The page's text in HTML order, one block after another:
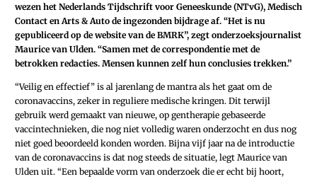
wezen het Nederlands Tijdschrift voor Geneeskunde (NTvG), Medisch
Contact en Arts & Auto de ingezonden bijdrage af. “Het is nu
gepubliceerd op de website van de BMRK”, zegt onderzoeksjournalist
Maurice van Ulden. “Samen met de correspondentie met de
betrokken redacties. Mensen kunnen zelf hun conclusies trekken.”
“Veilig en effectief” is al jarenlang de mantra als het gaat om de
coronavaccins, zeker in reguliere medische kringen. Dit terwijl
gebruik werd gemaakt van nieuwe, op gentherapie gebaseerde
vaccintechnieken, die nog niet volledig waren onderzocht en dus nog
niet goed beoordeeld konden worden. Bijna vijf jaar na de introductie
van de coronavaccins is dat nog steeds de situatie, legt Maurice van
Ulden uit. “Een bepaalde vorm van onderzoek die er echt bij hoort,